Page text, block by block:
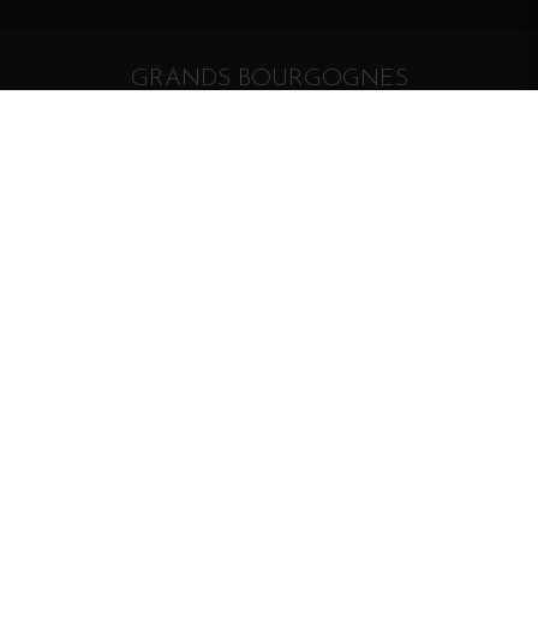
GRANDS BOURGOGNES